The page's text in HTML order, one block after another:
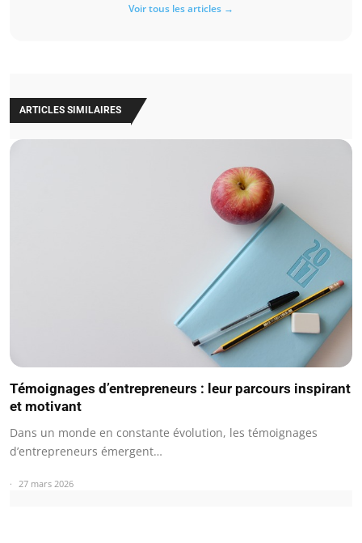
Voir tous les articles →
ARTICLES SIMILAIRES
Témoignages d’entrepreneurs : leur parcours inspirant
et motivant
Dans un monde en constante évolution, les témoignages
d’entrepreneurs émergent…
27 mars 2026